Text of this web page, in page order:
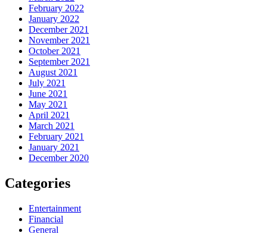
February 2022
January 2022
December 2021
November 2021
October 2021
September 2021
August 2021
July 2021
June 2021
May 2021
April 2021
March 2021
February 2021
January 2021
December 2020
Categories
Entertainment
Financial
General